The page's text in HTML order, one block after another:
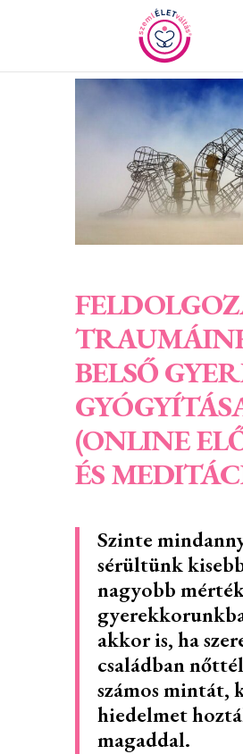
BELSŐ
(ONLINE
ÉS
Szinte
sérültünk
nagyobb
akkor is, ha
családban
számos mintát,
hiedelmet
magaddal.